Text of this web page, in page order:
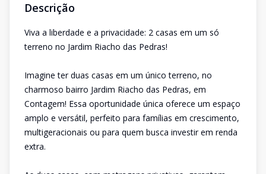
Descrição
Viva a liberdade e a privacidade: 2 casas em um só
terreno no Jardim Riacho das Pedras!
Imagine ter duas casas em um único terreno, no
charmoso bairro Jardim Riacho das Pedras, em
Contagem! Essa oportunidade única oferece um espaço
amplo e versátil, perfeito para famílias em crescimento,
multigeracionais ou para quem busca investir em renda
extra.